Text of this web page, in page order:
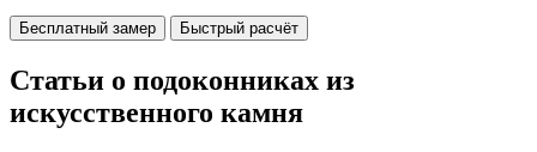
Бесплатный замер Быстрый расчёт
Статьи о подоконниках из
искусственного камня